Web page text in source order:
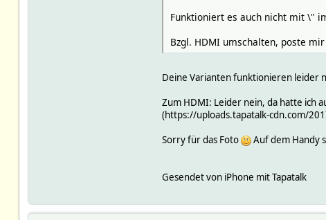
Funktioniert es auch nicht mit \"
Bzgl. HDMI umschalten, poste
Deine Varianten funktionieren leider
Zum HDMI: Leider nein, da hatte ich
(https://uploads.tapatalk-cdn.com/
Sorry für das Foto
Auf dem Handy
Gesendet von iPhone mit Tapatalk